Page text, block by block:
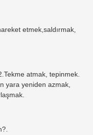
etmek,saldırmak,
atmak, tepinmek.
yara yeniden azmak,